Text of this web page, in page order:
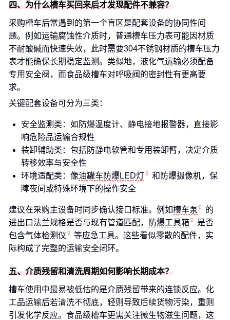
四、为什么槽车买回来后才发现配件不兼容？
采购槽车后常遇到的第一个盲区是配套设备的协同性问
题。例如运输腐蚀性介质时，普通槽车压力表可能因材质
不耐酸碱而快速失效，此时需要304不锈钢材质的槽车压力
表才能确保长期稳定监测。类似地，液化气运输必须配备
专用安全阀，而食品级槽车对呼吸阀的密封性有更高要
求。
关键配套设备可分为三类：
安全监测类：如防爆温度计、静电接地报警器，直接影
响危险品运输合规性
装卸辅助类：包括防静电软管和专用装卸臂，决定介质
转移效率与安全性
环境适配类：像油罐车防爆LED灯
和防爆摄像机，保
障夜间或特殊环境下的操作安全
建议在采购主设备时同步确认接口标准。例如槽车泵
的
进出口法兰规格是否与现有管道匹配，
防爆工具箱
是否
包含气体检测仪
等应急工具。这些看似零散的配件，实
际构成了完整的运输安全闭环。
五、介质残留和清洗周期如何影响长期成本？
槽车使用中最易被低估的是介质残留带来的连锁反应。化
工品运输后若清洗不彻底，轻则导致后续货物污染，重则
引发化学反应。食品级槽车更需关注微生物滋生问题，这